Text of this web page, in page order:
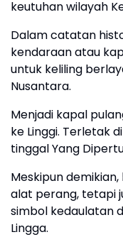
keutuhan wilayah
Dalam catatan
kendaraan atau
untuk keliling
Nusantara.
Menjadi kapal
ke Linggi. Terletak
tinggal Yang
Meskipun
alat perang, tetapi
simbol kedaulatan
Lingga.